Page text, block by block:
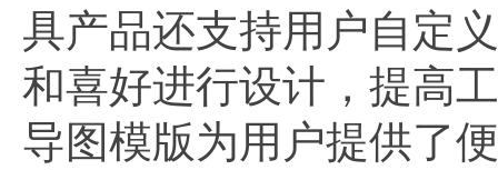
具产品还支持用户自定
和喜好进行设计，提高
导图模版为用户提供了